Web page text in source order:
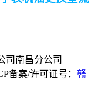
司南昌分公司
备案/许可证号： 赣